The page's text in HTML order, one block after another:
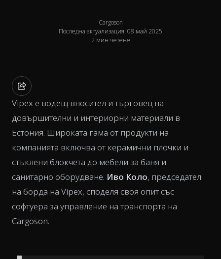
Cargoson
Последна актуализация: 08 май 2025
2 мин четене
Vipex е водещ вносител и търговец на
довършителни и интериорни материали в
Естония. Широката гама от продукти на
компанията включва от керамични плочки и
стъклени блокчета до мебели за баня и
санитарно оборудване. Иво Коло, председател
на борда на Vipex, споделя своя опит със
софтуера за управление на транспорта на
Cargoson.